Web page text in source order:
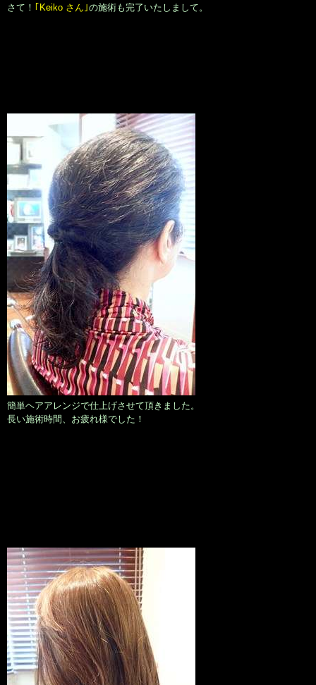
さて！ ｢Keiko さん｣の施術も完了いたしまして。
簡単ヘアアレンジで仕上げさせて頂きました。
長い施術時間、お疲れ様でした！